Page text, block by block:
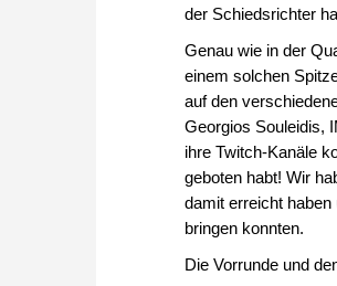
der Schiedsrichter
Genau wie in der
einem solchen
auf den
Georgios Souleidis,
ihre Twitch-Kanäle
geboten habt! Wir
damit erreicht
bringen konnten.
Die Vorrunde und